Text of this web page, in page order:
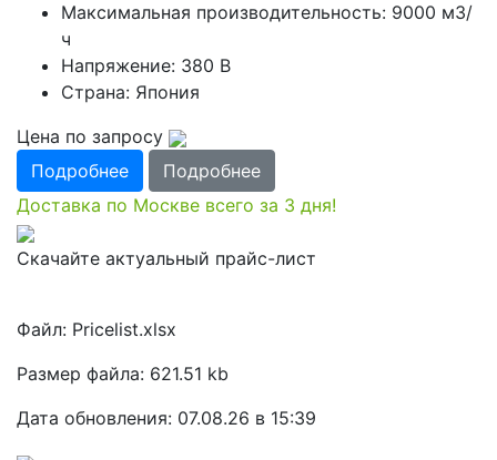
Максимальная производительность: 9000 м3/
ч
Напряжение: 380 В
Страна: Япония
Цена по запросу
Подробнее
Подробнее
Доставка по Москве всего за 3 дня!
Скачайте актуальный прайс-лист
Файл: Pricelist.xlsx
Размер файла: 621.51 kb
Дата обновления: 07.08.26 в 15:39